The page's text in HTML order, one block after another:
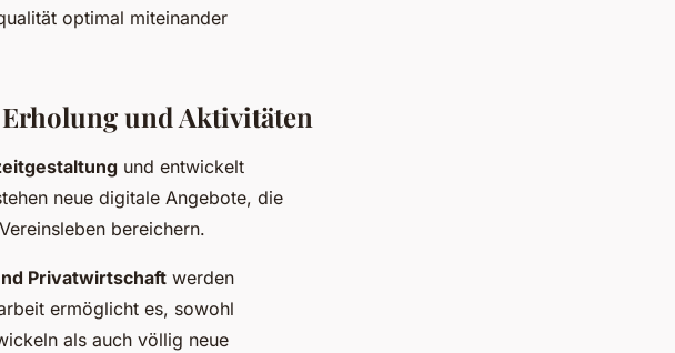
optimal miteinander
und Aktivitäten
und entwickelt
neue digitale Angebote, die
bereichern.
Privatwirtschaft werden
ermöglicht es, sowohl
als auch völlig neue